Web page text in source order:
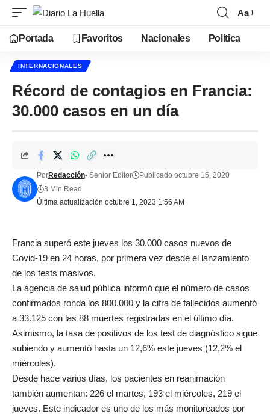
Aa
Portada Favoritos Nacionales Política
INTERNACIONALES
Récord de contagios en Francia:
30.000 casos en un día
Última actualización octubre 1, 2023 1:56 AM
PorRedacción- Senior Editor
Publicado octubre 15, 2020
3 Min Read
Francia superó este jueves los 30.000 casos nuevos de
Covid-19 en 24 horas, por primera vez desde el lanzamiento
de los tests masivos.
La agencia de salud pública informó que el número de casos
confirmados ronda los 800.000 y la cifra de fallecidos aumentó
a 33.125 con las 88 muertes registradas en el último día.
Asimismo, la tasa de positivos de los test de diagnóstico sigue
subiendo y aumentó hasta un 12,6% este jueves (12,2% el
miércoles).
Desde hace varios días, los pacientes en reanimación
también aumentan: 226 el martes, 193 el miércoles, 219 el
jueves. Este indicador es uno de los más monitoreados por